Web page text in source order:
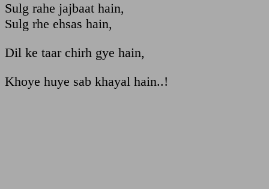
Sulg rahe jajbaat hain,
Sulg rhe ehsas hain,
Dil ke taar chirh gye hain,
Khoye huye sab khayal hain..!